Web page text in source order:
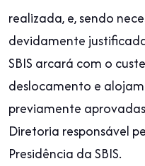
realizada, e, sendo
devidamente
SBIS arcará com o
deslocamento e
previamente
Diretoria responsável
Presidência da SBIS.